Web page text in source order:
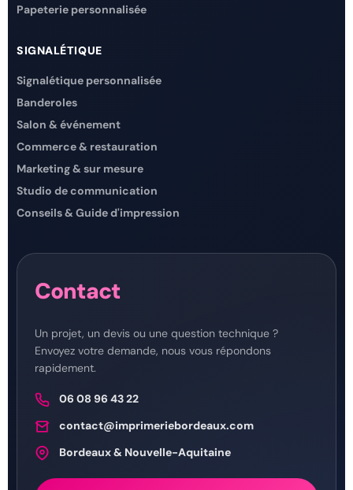
Papeterie personnalisée
SIGNALÉTIQUE
Signalétique personnalisée
Banderoles
Salon & événement
Commerce & restauration
Marketing & sur mesure
Studio de communication
Conseils & Guide d'impression
Contact
Un projet, un devis ou une question technique ?
Envoyez votre demande, nous vous répondons
rapidement.
06 08 96 43 22
contact@imprimeriebordeaux.com
Bordeaux & Nouvelle-Aquitaine